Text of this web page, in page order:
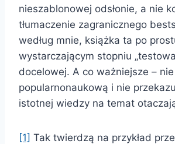
nieszablonowej odsłonie, a nie
tłumaczenie zagranicznego
według mnie, książka ta po
wystarczającym stopniu
docelowej. A co ważniejsze –
popularnonaukową i nie
istotnej wiedzy na temat
[1] Tak twierdzą na przykład